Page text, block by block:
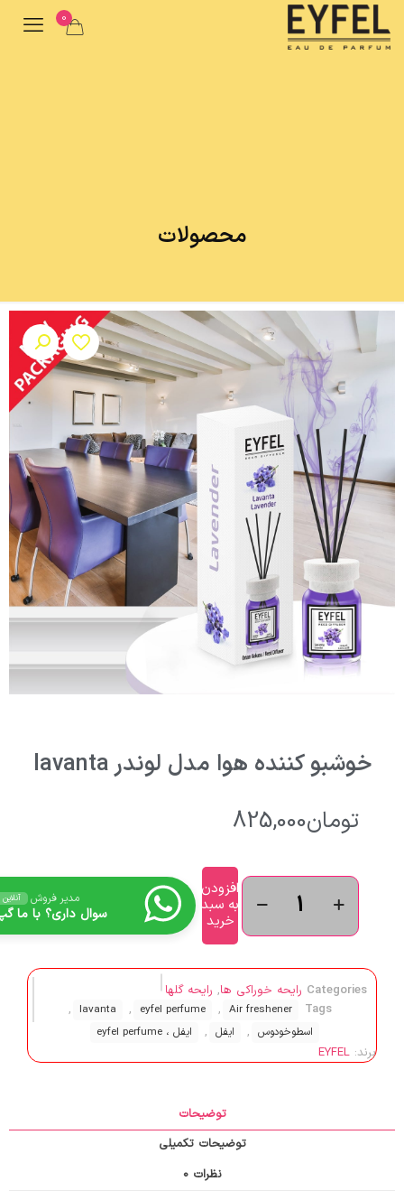
0
محصولات
خوشبو کننده هوا مدل لوندر lavanta
تومان825,000
افزودن
به سبد
خرید
مدیر فروش آنلاین
سوال داری؟ با ما
Categories رایحه خوراکی ها, رایحه گلها
Tags
Air freshener
,
eyfel perfume
,
lavanta
,
اسطوخودوس , ایفل , ایفل ، eyfel perfume
برند: EYFEL
توضیحات
توضیحات تکمیلی
نظرات0